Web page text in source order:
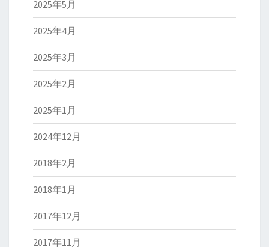
2025年5月
2025年4月
2025年3月
2025年2月
2025年1月
2024年12月
2018年2月
2018年1月
2017年12月
2017年11月